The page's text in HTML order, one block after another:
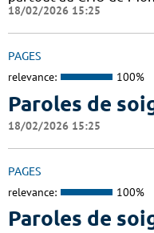
18/02/2026 15:25
PAGES
relevance: 100%
Paroles de
18/02/2026 15:25
PAGES
relevance: 100%
Paroles de